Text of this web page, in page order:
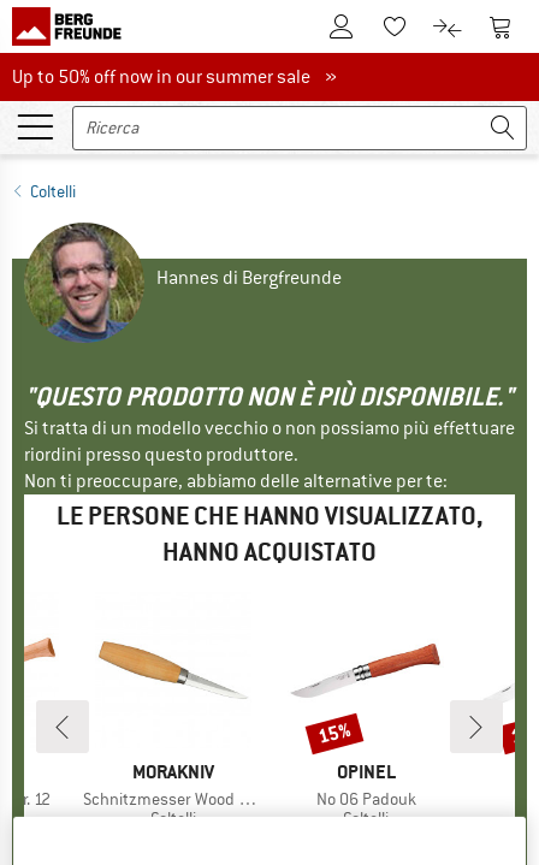
Al conto clienteAlla lista
Al Al
Up to 50% off now in our summer sale
Up to 50% off now in our summer sale »
Coltelli
Hannes di Bergfreunde
"QUESTO PRODOTTO NON È PIÙ DISPONIBILE."
Si tratta di un modello vecchio o non possiamo più effettuare
riordini presso questo produttore.
Non ti preoccupare, abbiamo delle alternative per te:
LE PERSONE CHE HANNO VISUALIZZATO,
HANNO ACQUISTATO
Nr. 12
di prodotti
MARCHIO
MORAKNIV
Articolo
Schnitzmesser Wood Carving 106
Gruppo di prodotti
Coltelli
MARCHIO
OPINEL
Articolo
No 06 Padouk
Gruppo di prodotti
Coltelli
Sconto
15%